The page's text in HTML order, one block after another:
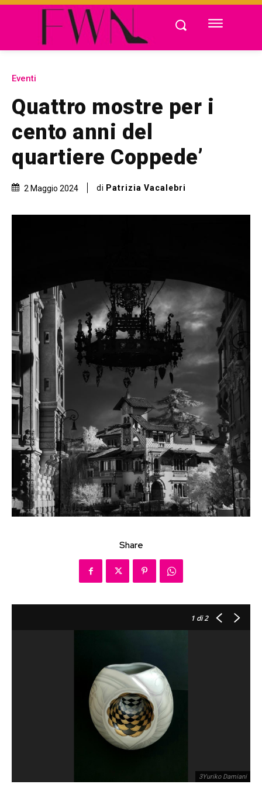
Eventi
Quattro mostre per i
cento anni del
quartiere Coppede’
2 Maggio 2024 di Patrizia Vacalebri
Share
1 di 2
3Yuriko Damiani